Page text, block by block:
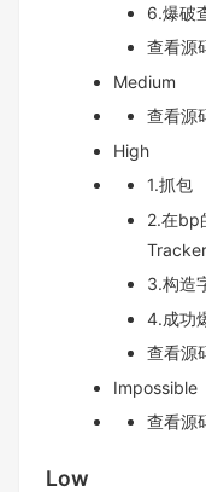
6.爆破
查看源
Medium
查看源
High
1.抓包
2.在bp
3.构造
4.成功
查看源
Impossible
查看源
Low